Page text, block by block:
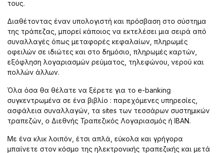
τους.
Διαθέτοντας έναν υπολογιστή και πρόσβαση στο σύστημα
της τράπεζας, μπορεί κάποιος να εκτελέσει μια σειρά από
συναλλαγές όπως μεταφορές κεφαλαίων, πληρωμές
οφειλών σε ιδιώτες και στο δημόσιο, πληρωμές καρτών,
εξόφληση λογαριασμών ρεύματος, τηλεφώνου, νερού και
πολλών άλλων.
Όλα όσα θα θέλατε να ξέρετε για το e-banking
συγκεντρωμένα σε ένα βιβλίο : παρεχόμενες υπηρεσίες,
ασφάλεια συναλλαγών, τα sites των τεσσάρων συστημικών
τραπεζών, ο Διεθνής Τραπεζικός Λογαριασμός ή IBAN.
Με ένα κλικ λοιπόν, έτσι απλά, εύκολα και γρήγορα
μπαίνετε στον κόσμο της ηλεκτρονικής τραπεζικής και μετά